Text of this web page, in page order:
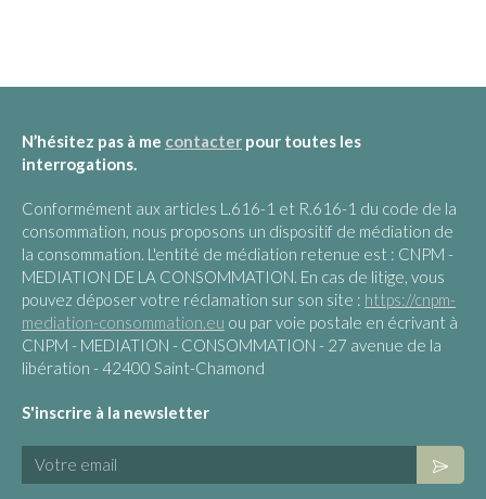
N’hésitez pas à me contacter pour toutes les
interrogations.
Conformément aux articles L.616-1 et R.616-1 du code de la
consommation, nous proposons un dispositif de médiation de
la consommation. L'entité de médiation retenue est : CNPM -
MEDIATION DE LA CONSOMMATION. En cas de litige, vous
pouvez déposer votre réclamation sur son site : https://cnpm-
mediation-consommation.eu ou par voie postale en écrivant à
CNPM - MEDIATION - CONSOMMATION - 27 avenue de la
libération - 42400 Saint-Chamond
S'inscrire à la newsletter
Votre email